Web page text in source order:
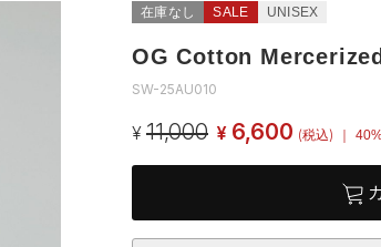
在庫なし SALE UNISEX
OG Cotton
SW-25AU010
¥ 11,000 ¥ 6,600 (税込) ｜